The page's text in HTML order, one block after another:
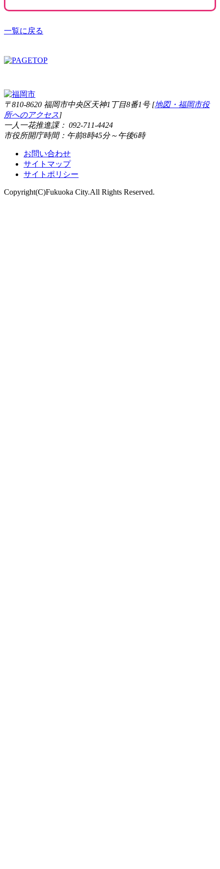
一覧に戻る
〒810-8620 福岡市中央区天神1丁目8番1号 [地図・福岡市役
所へのアクセス]
一人一花推進課： 092-711-4424
市役所開庁時間：午前8時45分～午後6時
お問い合わせ
サイトマップ
サイトポリシー
Copyright(C)Fukuoka City.All Rights Reserved.